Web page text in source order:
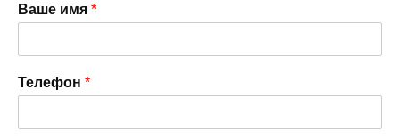
Ваше имя *
Телефон *